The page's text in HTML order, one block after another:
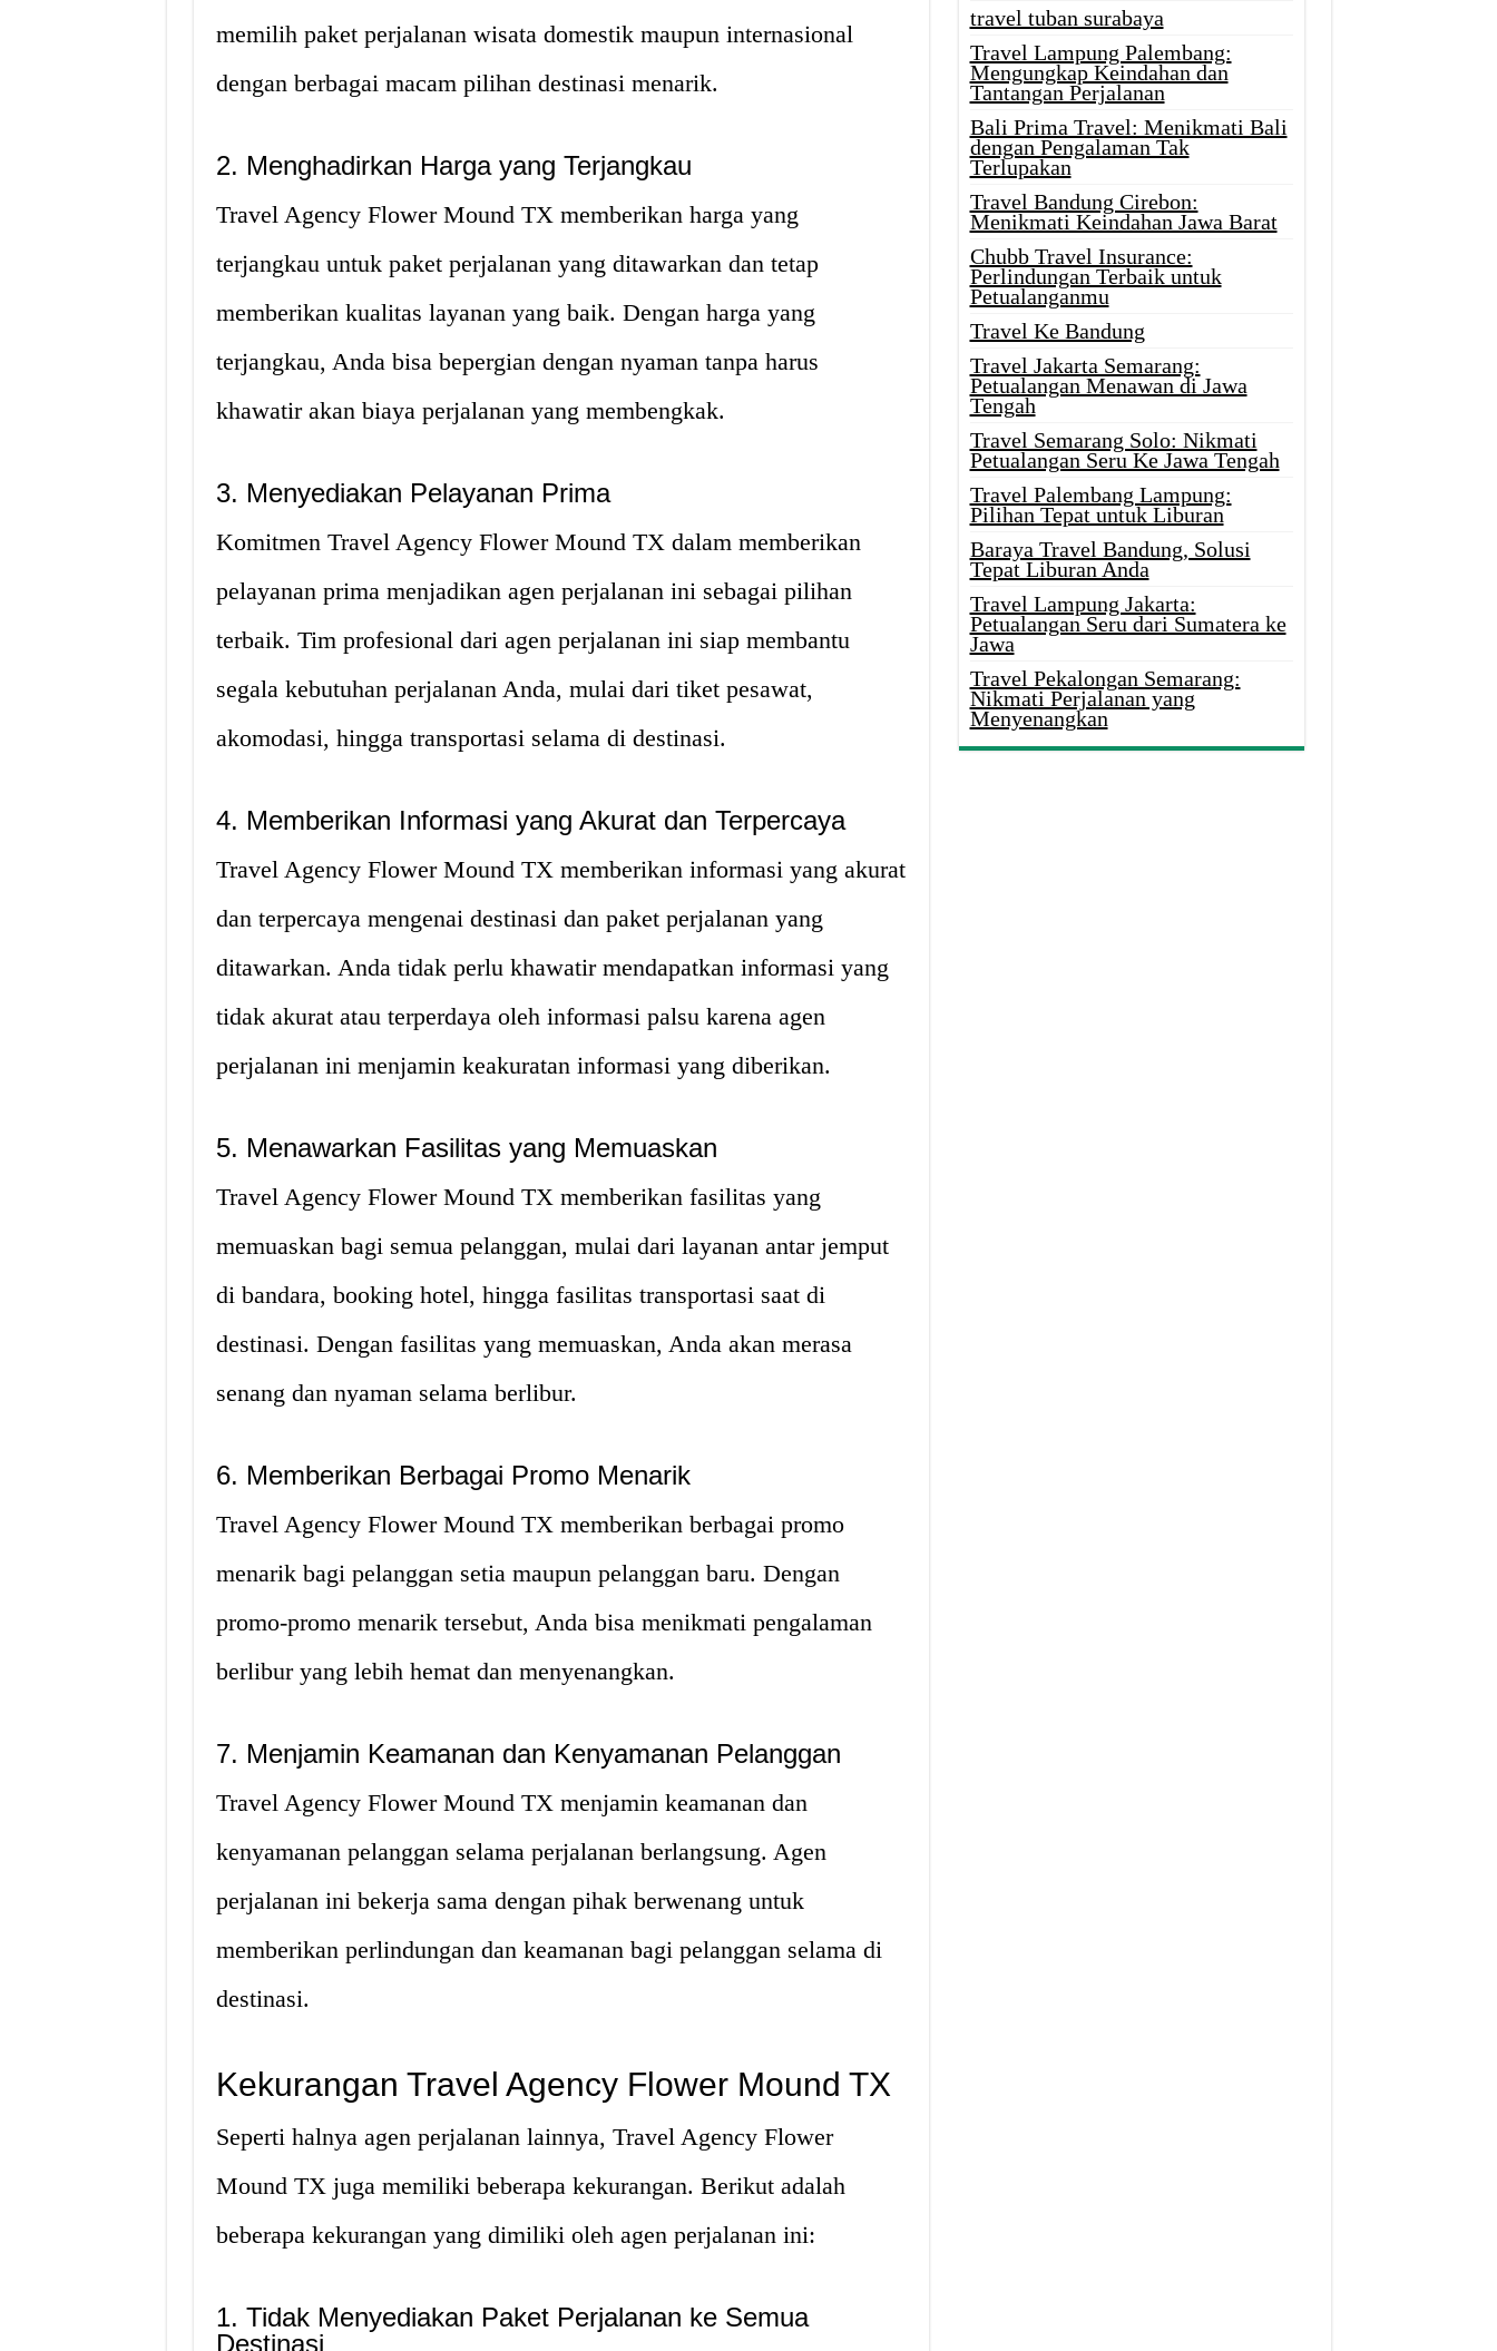
memilih paket perjalanan wisata domestik maupun internasional
dengan berbagai macam pilihan destinasi menarik.
2. Menghadirkan Harga yang Terjangkau
Travel Agency Flower Mound TX memberikan harga yang
terjangkau untuk paket perjalanan yang ditawarkan dan tetap
memberikan kualitas layanan yang baik. Dengan harga yang
terjangkau, Anda bisa bepergian dengan nyaman tanpa harus
khawatir akan biaya perjalanan yang membengkak.
3. Menyediakan Pelayanan Prima
Komitmen Travel Agency Flower Mound TX dalam memberikan
pelayanan prima menjadikan agen perjalanan ini sebagai pilihan
terbaik. Tim profesional dari agen perjalanan ini siap membantu
segala kebutuhan perjalanan Anda, mulai dari tiket pesawat,
akomodasi, hingga transportasi selama di destinasi.
4. Memberikan Informasi yang Akurat dan Terpercaya
Travel Agency Flower Mound TX memberikan informasi yang akurat
dan terpercaya mengenai destinasi dan paket perjalanan yang
ditawarkan. Anda tidak perlu khawatir mendapatkan informasi yang
tidak akurat atau terperdaya oleh informasi palsu karena agen
perjalanan ini menjamin keakuratan informasi yang diberikan.
5. Menawarkan Fasilitas yang Memuaskan
Travel Agency Flower Mound TX memberikan fasilitas yang
memuaskan bagi semua pelanggan, mulai dari layanan antar jemput
di bandara, booking hotel, hingga fasilitas transportasi saat di
destinasi. Dengan fasilitas yang memuaskan, Anda akan merasa
senang dan nyaman selama berlibur.
6. Memberikan Berbagai Promo Menarik
Travel Agency Flower Mound TX memberikan berbagai promo
menarik bagi pelanggan setia maupun pelanggan baru. Dengan
promo-promo menarik tersebut, Anda bisa menikmati pengalaman
berlibur yang lebih hemat dan menyenangkan.
7. Menjamin Keamanan dan Kenyamanan Pelanggan
Travel Agency Flower Mound TX menjamin keamanan dan
kenyamanan pelanggan selama perjalanan berlangsung. Agen
perjalanan ini bekerja sama dengan pihak berwenang untuk
memberikan perlindungan dan keamanan bagi pelanggan selama di
destinasi.
Kekurangan Travel Agency Flower Mound TX
Seperti halnya agen perjalanan lainnya, Travel Agency Flower
Mound TX juga memiliki beberapa kekurangan. Berikut adalah
beberapa kekurangan yang dimiliki oleh agen perjalanan ini:
1. Tidak Menyediakan Paket Perjalanan ke Semua
Destinasi
travel tuban surabaya
Travel Lampung Palembang:
Mengungkap Keindahan dan
Tantangan Perjalanan
Bali Prima Travel: Menikmati Bali
dengan Pengalaman Tak
Terlupakan
Travel Bandung Cirebon:
Menikmati Keindahan Jawa Barat
Chubb Travel Insurance:
Perlindungan Terbaik untuk
Petualanganmu
Travel Ke Bandung
Travel Jakarta Semarang:
Petualangan Menawan di Jawa
Tengah
Travel Semarang Solo: Nikmati
Petualangan Seru Ke Jawa Tengah
Travel Palembang Lampung:
Pilihan Tepat untuk Liburan
Baraya Travel Bandung, Solusi
Tepat Liburan Anda
Travel Lampung Jakarta:
Petualangan Seru dari Sumatera ke
Jawa
Travel Pekalongan Semarang:
Nikmati Perjalanan yang
Menyenangkan